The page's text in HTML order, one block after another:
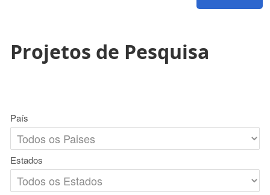
Projetos de Pesquisa
País
Estados